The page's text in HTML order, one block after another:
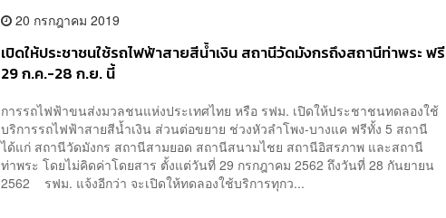
20 กรกฎาคม 2019
เปิดให้ประชาชนใช้รถไฟฟ้าสายสีน้ำเงิน สถานีวัดมังกรถึงสถานีท่าพระ ฟรี
29 ก.ค.-28 ก.ย. นี้
การรถไฟฟ้าขนส่งมวลชนแห่งประเทศไทย หรือ รฟม. เปิดให้ประชาชนทดลองใช้
บริการรถไฟฟ้าสายสีน้ำเงิน ส่วนต่อขยาย ช่วงหัวลำโพง-บางแค ฟรีทั้ง 5 สถานี
ได้แก่ สถานีวัดมังกร สถานีสามยอด สถานีสนามไชย สถานีอิสรภาพ และสถานี
ท่าพระ โดยไม่คิดค่าโดยสาร ตั้งแต่วันที่ 29 กรกฎาคม 2562 ถึงวันที่ 28 กันยายน
2562 รฟม. แจ้งอีกว่า จะเปิดให้ทดลองใช้บริการทุกว...